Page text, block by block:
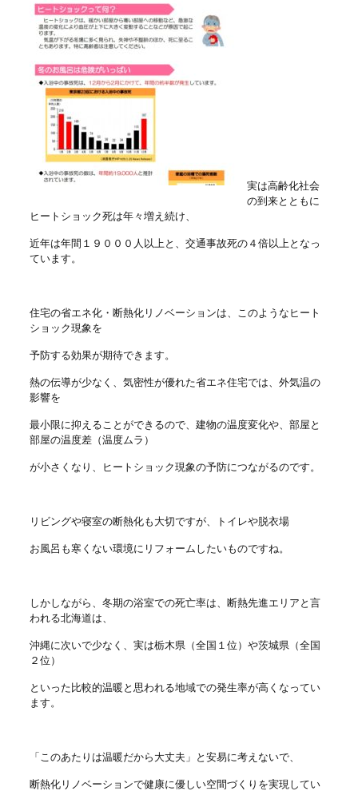
実は高齢化社会
の到来とともに
ヒートショック死は年々増え続け、
近年は年間１９０００人以上と、交通事故死の４倍以上となっ
ています。
住宅の省エネ化・断熱化リノベーションは、このようなヒート
ショック現象を
予防する効果が期待できます。
熱の伝導が少なく、気密性が優れた省エネ住宅では、外気温の
影響を
最小限に抑えることができるので、建物の温度変化や、部屋と
部屋の温度差（温度ムラ）
が小さくなり、ヒートショック現象の予防につながるのです。
リビングや寝室の断熱化も大切ですが、トイレや脱衣場
お風呂も寒くない環境にリフォームしたいものですね。
しかしながら、冬期の浴室での死亡率は、断熱先進エリアと言
われる北海道は、
沖縄に次いで少なく、実は栃木県（全国１位）や茨城県（全国
２位）
といった比較的温暖と思われる地域での発生率が高くなってい
ます。
「このあたりは温暖だから大丈夫」と安易に考えないで、
断熱化リノベーションで健康に優しい空間づくりを実現してい